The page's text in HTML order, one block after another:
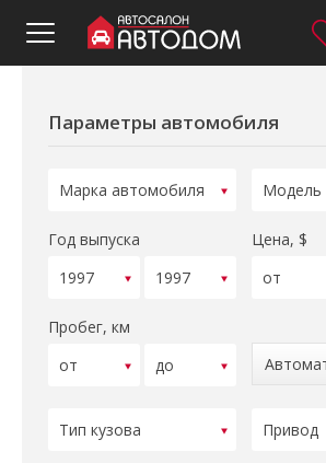
Параметры автомобиля
Год выпуска Цена, $
Пробег, км